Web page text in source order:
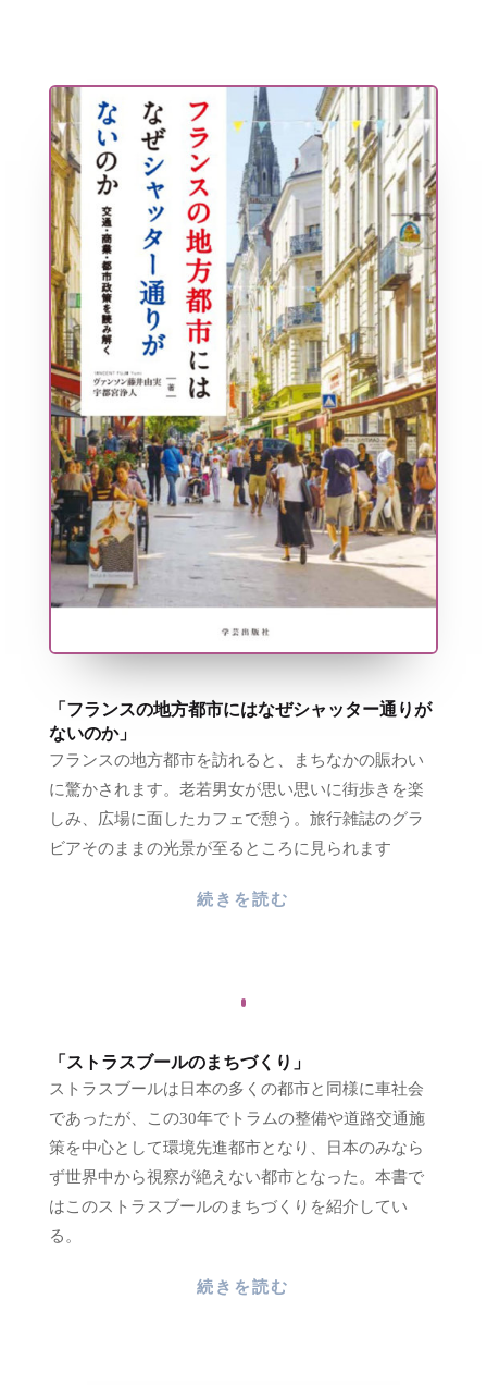
「フランスの地方都市にはなぜシャッター通りが
ないのか」
フランスの地方都市を訪れると、まちなかの賑わい
に驚かされます。老若男女が思い思いに街歩きを楽
しみ、広場に面したカフェで憩う。旅行雑誌のグラ
ビアそのままの光景が至るところに見られます
続きを読む
「ストラスブールのまちづくり」
ストラスブールは日本の多くの都市と同様に車社会
であったが、この30年でトラムの整備や道路交通施
策を中心として環境先進都市となり、日本のみなら
ず世界中から視察が絶えない都市となった。本書で
はこのストラスブールのまちづくりを紹介してい
る。
続きを読む